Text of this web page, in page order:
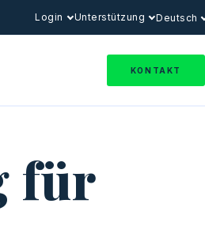
Login Unterstützung Deutsch
KONTAKT
für